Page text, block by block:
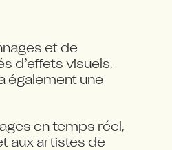
et de
d’effets visuels,
également une
en temps réel,
aux artistes de